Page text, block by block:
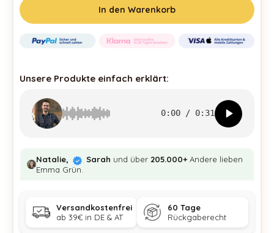
In den Warenkorb
Unsere Produkte einfach erklärt:
0:00 / 0:31
Natalie, Sarah und über 205.000+Andere lieben
Emma Grün.
Versandkostenfrei
ab 39€ in DE & AT
60 Tage
Rückgaberecht